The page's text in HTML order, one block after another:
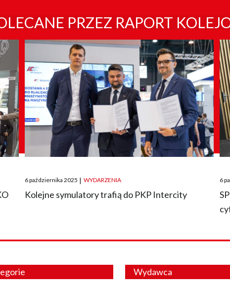
PRZEZ RAPORT
Posted
on
6 października 2025 WYDARZENIA
Kolejne symulatory trafią do PKP Intercity
on
6
Wydawca